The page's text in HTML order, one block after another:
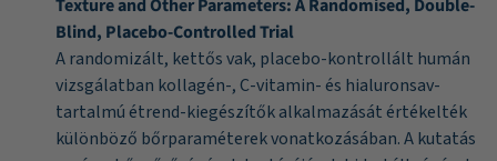
Texture and Other Parameters: A Randomised, Double-
Blind, Placebo-Controlled Trial
A randomizált, kettős vak, placebo-kontrollált humán
vizsgálatban kollagén-, C-vitamin- és hialuronsav-
tartalmú étrend-kiegészítők alkalmazását értékelték
különböző bőrparaméterek vonatkozásában. A kutatás